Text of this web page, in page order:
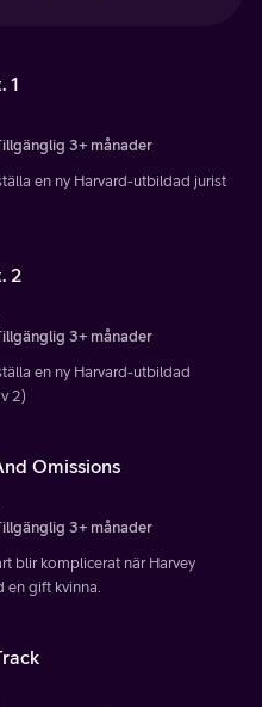
1
3+ månader
en ny Harvard-utbildad jurist
2
3+ månader
en ny Harvard-utbildad
2)
Omissions
3+ månader
blir komplicerat när Harvey
gift kvinna.